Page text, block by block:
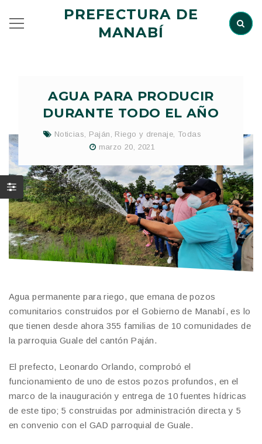
PREFECTURA DE
MANABÍ
AGUA PARA PRODUCIR
DURANTE TODO EL AÑO
Noticias Paján Riego y drenaje Todas
marzo 20, 2021
Agua permanente para riego, que emana de pozos
comunitarios construidos por el Gobierno de Manabí, es lo
que tienen desde ahora 355 familias de 10 comunidades de
la parroquia Guale del cantón Paján.
El prefecto, Leonardo Orlando, comprobó el
funcionamiento de uno de estos pozos profundos, en el
marco de la inauguración y entrega de 10 fuentes hídricas
de este tipo; 5 construidas por administración directa y 5
en convenio con el GAD parroquial de Guale.